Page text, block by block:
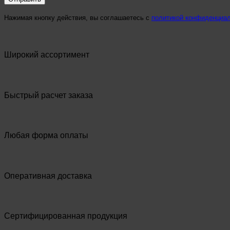
Нажимая кнопку действия, вы соглашаетесь с политикой
Широкий ассортимент
Быстрый расчет заказа
Любая форма оплаты
Оперативная доставка
Сертифицированная продукция